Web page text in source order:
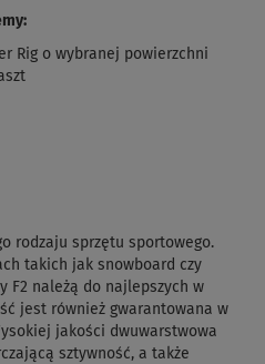
Rig o wybranej powierzchni
rodzaju sprzętu sportowego.
takich jak snowboard czy
F2 należą do najlepszych w
jest również gwarantowana w
jakości dwuwarstwowa
sztywność, a także